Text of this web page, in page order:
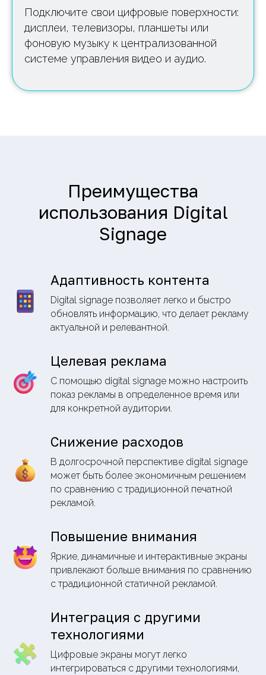
Подключите свои цифровые поверхности:
дисплеи, телевизоры, планшеты или
фоновую музыку к централизованной
системе управления видео и аудио.
Преимущества
использования Digital
Signage
Адаптивность контента
Digital signage позволяет легко и быстро
обновлять информацию, что делает рекламу
актуальной и релевантной.
Целевая реклама
С помощью digital signage можно настроить
показ рекламы в определенное время или
для конкретной аудитории.
Снижение расходов
В долгосрочной перспективе digital signage
может быть более экономичным решением
по сравнению с традиционной печатной
рекламой.
Повышение внимания
Яркие, динамичные и интерактивные экраны
привлекают больше внимания по сравнению
с традиционной статичной рекламой.
Интеграция с другими
технологиями
Цифровые экраны могут легко
интегрироваться с другими технологиями,